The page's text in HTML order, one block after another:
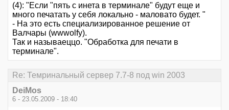
(4): "Если "пять с инета в терминале" будут еще и
много печатать у себя локально - маловато будет. "
- На это есть специализированное решение от
Валчары (wwwolfy).
Так и называеццо. "Обработка для печати в
терминале".
Re: Темринальный сервер 7.7-8 под win 2003
DeiMos
6 - 23.05.2009 - 18:40